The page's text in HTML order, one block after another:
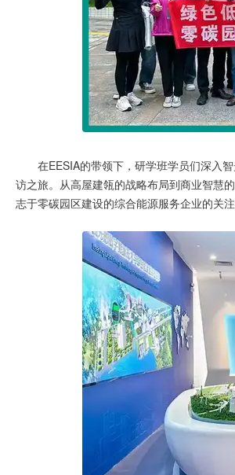
在EESIA的带领下，研学班学员们深入
访之旅。从高屋建瓴的战略布局到商业智慧
志于零碳园区建设的综合能源服务企业的关注